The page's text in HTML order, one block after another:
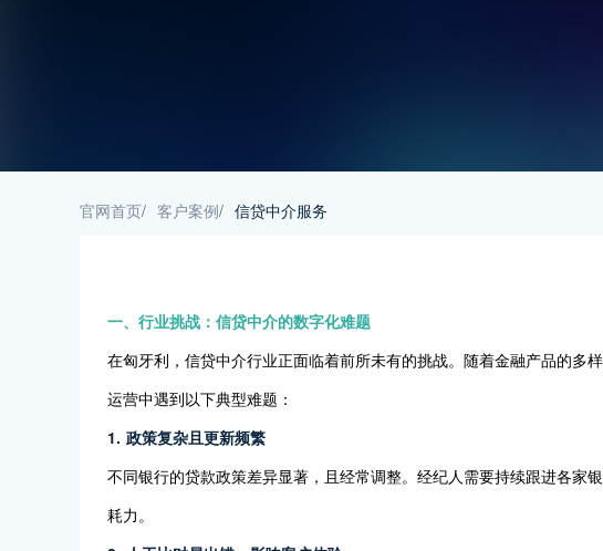
官网首页/ 客户案例/ 信贷中介服务
一、行业挑战：信贷中介的数字化难题
在匈牙利，信贷中介行业正面临着前所未有的挑战。随着金融产品的多
运营中遇到以下典型难题：
1. 政策复杂且更新频繁
不同银行的贷款政策差异显著，且经常调整。经纪人需要持续跟进各家
耗力。